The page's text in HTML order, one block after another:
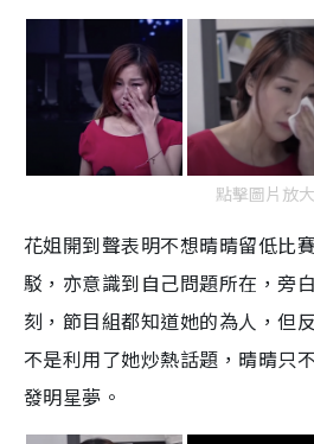
點擊圖片放大
花姐開到聲表明不想晴晴留低比
駁，亦意識到自己問題所在，旁
刻，節目組都知道她的為人，但
不是利用了她炒熱話題，晴晴只
發明星夢。